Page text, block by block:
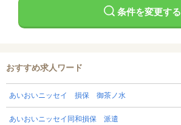
条件を変更する
おすすめ求人ワード
あいおいニッセイ 損保 御茶ノ水
あいおいニッセイ同和損保 派遣